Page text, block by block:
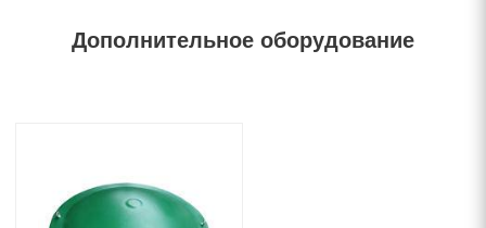
Дополнительное оборудование